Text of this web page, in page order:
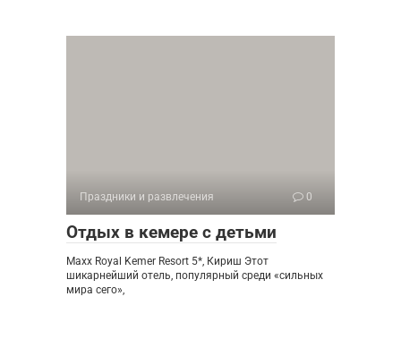
Праздники и развлечения 0
Отдых в кемере с детьми
Maxx Royal Kemer Resort 5*, Кириш Этот
шикарнейший отель, популярный среди «сильных
мира сего»,